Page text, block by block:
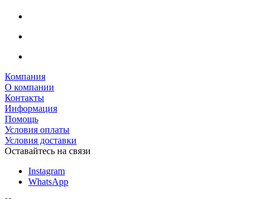
Компания
О компании
Контакты
Информация
Помощь
Условия оплаты
Условия доставки
Оставайтесь на связи
Instagram
WhatsApp